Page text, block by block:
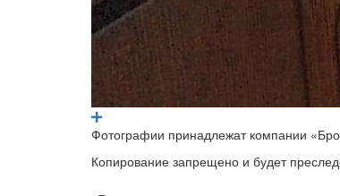
Фотографии принадлежат компании
Копирование запрещено и будет